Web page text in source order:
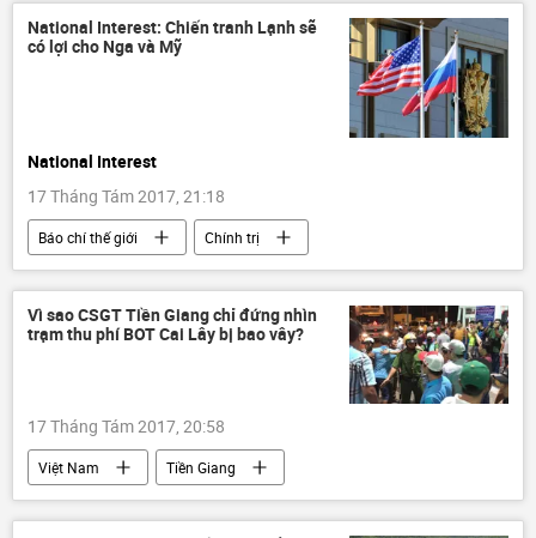
National Interest: Chiến tranh Lạnh sẽ
có lợi cho Nga và Mỹ
National Interest
17 Tháng Tám 2017, 21:18
Báo chí thế giới
Chính trị
Liên bang Nga
Vì sao CSGT Tiền Giang chỉ đứng nhìn
trạm thu phí BOT Cai Lây bị bao vây?
17 Tháng Tám 2017, 20:58
Việt Nam Tiền Giang